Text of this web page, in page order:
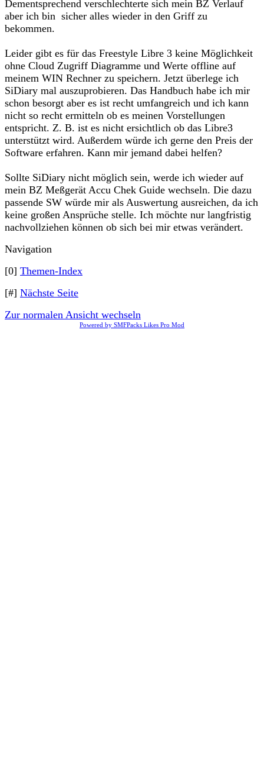
Dementsprechend verschlechterte sich mein BZ Verlauf
aber ich bin sicher alles wieder in den Griff zu
bekommen.
Leider gibt es für das Freestyle Libre 3 keine Möglichkeit
ohne Cloud Zugriff Diagramme und Werte offline auf
meinem WIN Rechner zu speichern. Jetzt überlege ich
SiDiary mal auszuprobieren. Das Handbuch habe ich mir
schon besorgt aber es ist recht umfangreich und ich kann
nicht so recht ermitteln ob es meinen Vorstellungen
entspricht. Z. B. ist es nicht ersichtlich ob das Libre3
unterstützt wird. Außerdem würde ich gerne den Preis der
Software erfahren. Kann mir jemand dabei helfen?
Sollte SiDiary nicht möglich sein, werde ich wieder auf
mein BZ Meßgerät Accu Chek Guide wechseln. Die dazu
passende SW würde mir als Auswertung ausreichen, da ich
keine großen Ansprüche stelle. Ich möchte nur langfristig
nachvollziehen können ob sich bei mir etwas verändert.
Navigation
[0] Themen-Index
[#] Nächste Seite
Zur normalen Ansicht wechseln
Powered by SMFPacks Likes Pro Mod